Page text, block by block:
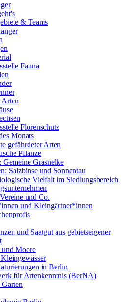
& Teams
Fauna
Arten
Florenschutz
Monats
gefährdeter Arten
Pflanze
Gemeine Grasnelke
Salzbinse und Sonnentau
Vielfalt im Siedlungsbereich
und Co.
und Kleingärtner*innen
und Saatgut aus gebietseigener
und Moore
in Berlin
für Artenkenntnis (BerNA)